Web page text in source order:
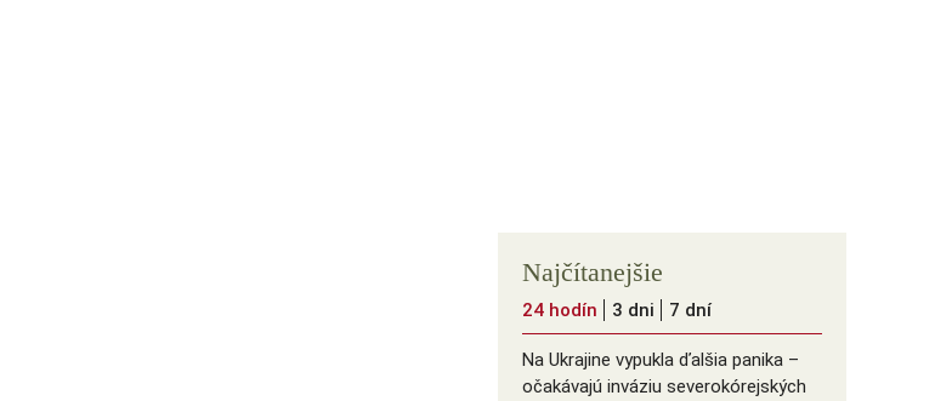
Najčítanejšie
24 hodín 3 dni 7 dní
Na Ukrajine vypukla ďalšia panika –
očakávajú inváziu severokórejských